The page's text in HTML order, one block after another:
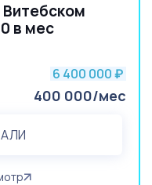
в мес
6 400 000 ₽
400 000/мес